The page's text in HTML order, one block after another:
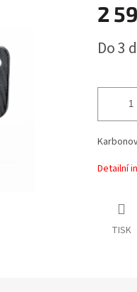
2
cena:
Do 3
Detailní
TISK